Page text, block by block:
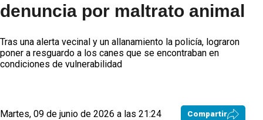
denuncia por maltrato animal
Tras una alerta vecinal y un allanamiento la policía, lograron
poner a resguardo a los canes que se encontraban en
condiciones de vulnerabilidad
Martes, 09 de junio de 2026 a las 21:24 Compartir